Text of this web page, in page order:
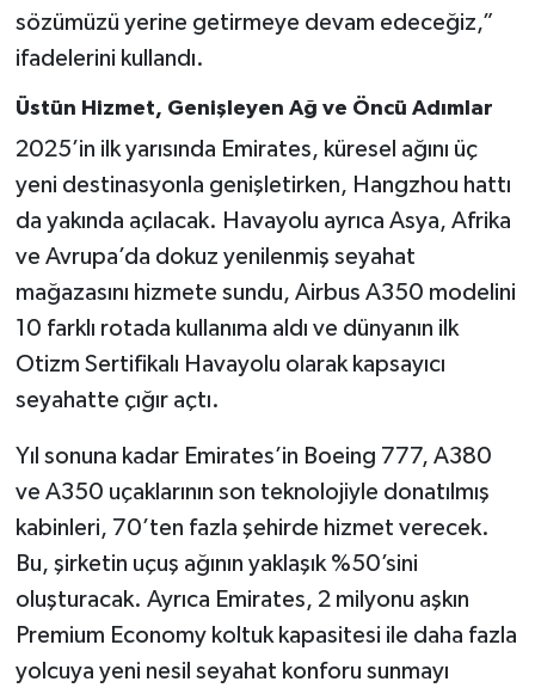
sözümüzü yerine getirmeye devam edeceğiz,”
ifadelerini kullandı.
Üstün Hizmet, Genişleyen Ağ ve Öncü Adımlar
2025’in ilk yarısında Emirates, küresel ağını üç
yeni destinasyonla genişletirken, Hangzhou hattı
da yakında açılacak. Havayolu ayrıca Asya, Afrika
ve Avrupa’da dokuz yenilenmiş seyahat
mağazasını hizmete sundu, Airbus A350 modelini
10 farklı rotada kullanıma aldı ve dünyanın ilk
Otizm Sertifikalı Havayolu olarak kapsayıcı
seyahatte çığır açtı.
Yıl sonuna kadar Emirates’in Boeing 777, A380
ve A350 uçaklarının son teknolojiyle donatılmış
kabinleri, 70’ten fazla şehirde hizmet verecek.
Bu, şirketin uçuş ağının yaklaşık %50’sini
oluşturacak. Ayrıca Emirates, 2 milyonu aşkın
Premium Economy koltuk kapasitesi ile daha fazla
yolcuya yeni nesil seyahat konforu sunmayı